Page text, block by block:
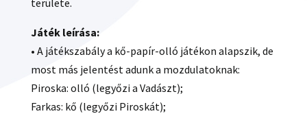
területe.
Játék leírása:
• A játékszabály a kő-papír-olló játékon alapszik, de
most más jelentést adunk a mozdulatoknak:
Piroska: olló (legyőzi a Vadászt);
Farkas: kő (legyőzi Piroskát);